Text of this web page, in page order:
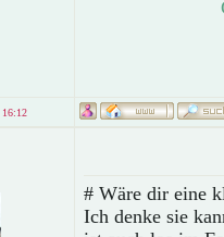
16:12
# Wäre dir eine
Ich denke sie